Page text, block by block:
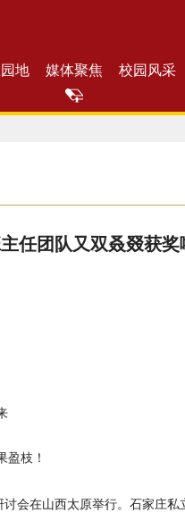
地 媒体聚焦 校园风采
任团队又双叒叕获奖
盈枝！
会在山西太原举行。石家庄私